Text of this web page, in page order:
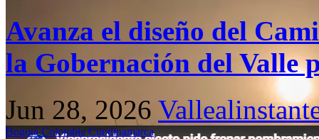
Avanza el diseño del
la Gobernación del Valle
Jun 28, 2026
BogotáColombia Cundinamarca